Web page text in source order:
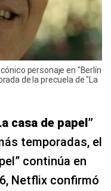
personaje en "Berlín
de la precuela de "La
casa de papel”
temporadas, el
continúa en
Netflix confirmó